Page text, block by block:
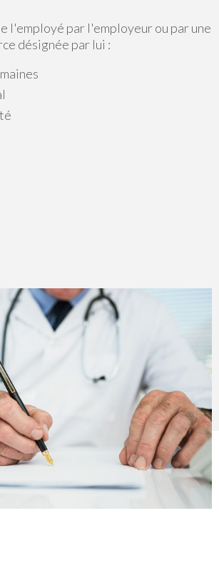
l'employé par l'employeur ou par une
désignée par lui :